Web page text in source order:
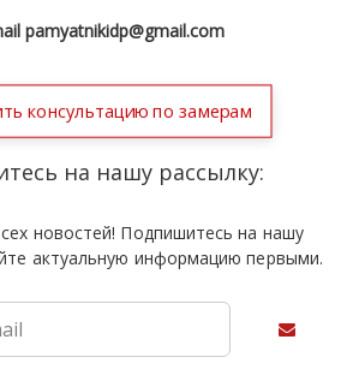
pamyatnikidp@gmail.com
консультацию по замерам
на нашу рассылку:
новостей! Подпишитесь на нашу
актуальную информацию первыми.